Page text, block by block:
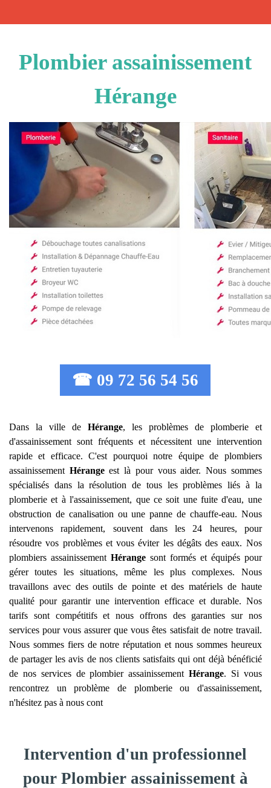
Plombier assainissement
Hérange
☎ 09 72 56 54 56
Dans la ville de Hérange, les problèmes de plomberie et
d'assainissement sont fréquents et nécessitent une intervention
rapide et efficace. C'est pourquoi notre équipe de plombiers
assainissement Hérangeest là pour vous aider. Nous sommes
spécialisés dans la résolution de tous les problèmes liés à la
plomberie et à l'assainissement, que ce soit une fuite d'eau, une
obstruction de canalisation ou une panne de chauffe-eau. Nous
intervenons rapidement, souvent dans les 24 heures, pour
résoudre vos problèmes et vous éviter les dégâts des eaux. Nos
plombiers assainissement Hérangesont formés et équipés pour
gérer toutes les situations, même les plus complexes. Nous
travaillons avec des outils de pointe et des matériels de haute
qualité pour garantir une intervention efficace et durable. Nos
tarifs sont compétitifs et nous offrons des garanties sur nos
services pour vous assurer que vous êtes satisfait de notre travail.
Nous sommes fiers de notre réputation et nous sommes heureux
de partager les avis de nos clients satisfaits qui ont déjà bénéficié
de nos services de plombier assainissementHérange. Si vous
rencontrez un problème de plomberie ou d'assainissement,
n'hésitez pas à nous cont
Intervention d'un professionnel
pour Plombier assainissement à